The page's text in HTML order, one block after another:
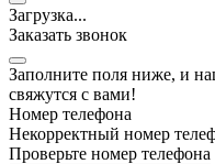
Загрузка...
Заказать звонок
Заполните поля ниже, и
свяжутся с вами!
Номер телефона
Некорректный номер
Проверьте номер телефона